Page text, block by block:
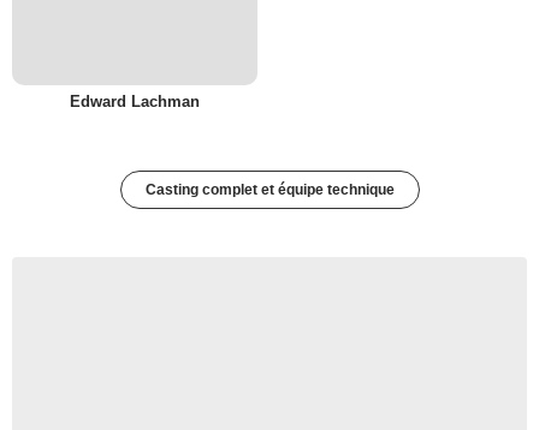
Edward Lachman
Casting complet et équipe technique